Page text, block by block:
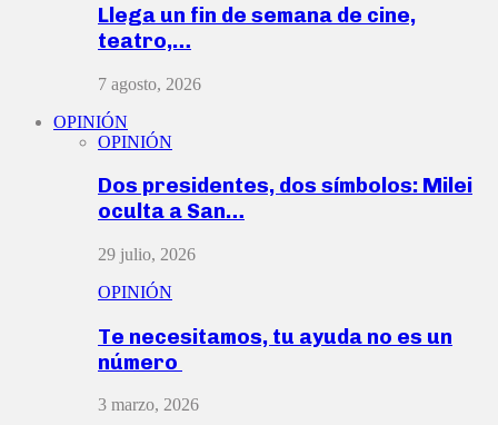
Llega un fin de semana de cine,
teatro,…
7 agosto, 2026
OPINIÓN
OPINIÓN
Dos presidentes, dos símbolos: Milei
oculta a San…
29 julio, 2026
OPINIÓN
Te necesitamos, tu ayuda no es un
número
3 marzo, 2026